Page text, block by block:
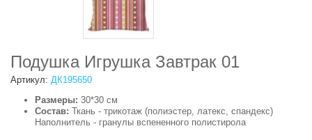
Подушка Игрушка Завтрак 01
Артикул: ДК195650
Размеры: 30*30 см
Состав: Ткань - трикотаж (полиэстер, латекс, спандекс)
Наполнитель - гранулы вспененного полистирола